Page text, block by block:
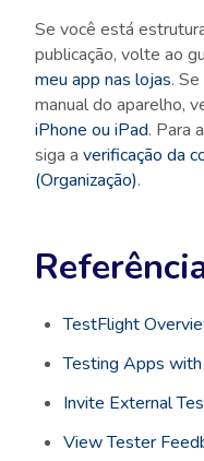
Se você está
publicação, volte ao
meu app nas lojas.
manual do aparelho,
iPhone ou iPad. Para
siga a verificação da
(Organização).
TestFlight
Testing Apps
Invite External
View Tester